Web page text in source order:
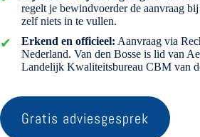
regelt je bewindvoerder de aanvraag
zelf niets in te vullen.
Erkend en officieel: Aanvraag via
Nederland. Van den Bosse is lid van
Landelijk Kwaliteitsbureau CBM van
Gratis adviesgesprek